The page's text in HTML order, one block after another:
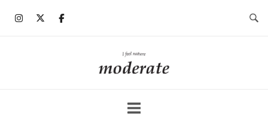
ホ
ー